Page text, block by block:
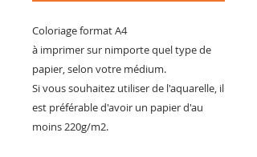
Coloriage format A4
à imprimer sur nimporte quel type de
papier, selon votre médium.
Si vous souhaitez utiliser de l'aquarelle, il
est préférable d'avoir un papier d'au
moins 220g/m2.